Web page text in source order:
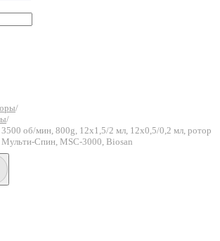
/
/
3500 об/мин, 800g, 12х1,5/2 мл, 12х0,5/0,2 мл, ротор
Cпин, MSC-3000, Biosan